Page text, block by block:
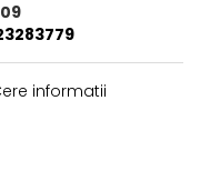
informatii